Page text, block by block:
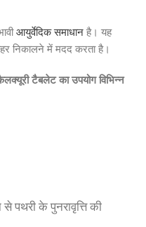
आयुर्वेदिक समाधान है। यह
निकालने में मदद करता है।
टैबलेट का उपयोग विभिन्न
पथरी के पुनरावृत्ति की